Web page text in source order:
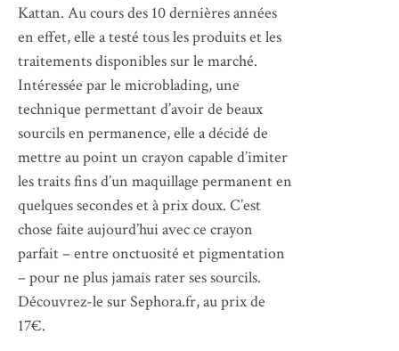
Kattan. Au cours des 10 dernières années
en effet, elle a testé tous les produits et les
traitements disponibles sur le marché.
Intéressée par le microblading, une
technique permettant d’avoir de beaux
sourcils en permanence, elle a décidé de
mettre au point un crayon capable d’imiter
les traits fins d’un maquillage permanent en
quelques secondes et à prix doux. C’est
chose faite aujourd’hui avec ce crayon
parfait – entre onctuosité et pigmentation
– pour ne plus jamais rater ses sourcils.
Découvrez-le sur Sephora.fr, au prix de
17€.